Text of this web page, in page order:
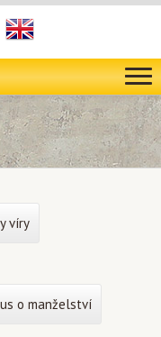
víry
o manželství